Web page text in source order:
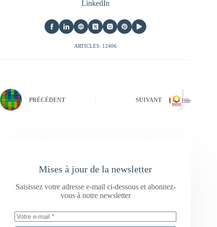
LinkedIn
ARTICLES: 12406
PRÉCÉDENT SUIVANT
Mises à jour de la newsletter
Saisissez votre adresse e-mail ci-dessous et abonnez-
vous à notre newsletter